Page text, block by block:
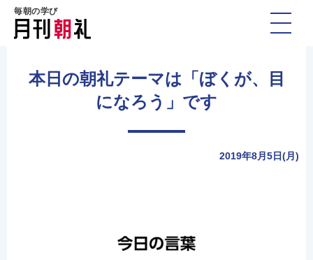
毎朝の学び
本日の朝礼テーマは「ぼくが、目
になろう」です
2019年8月5日(月)